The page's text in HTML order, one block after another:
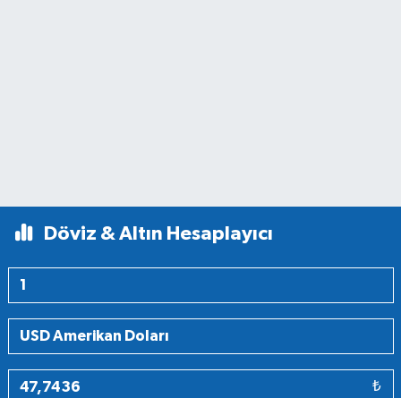
Döviz & Altın Hesaplayıcı
₺